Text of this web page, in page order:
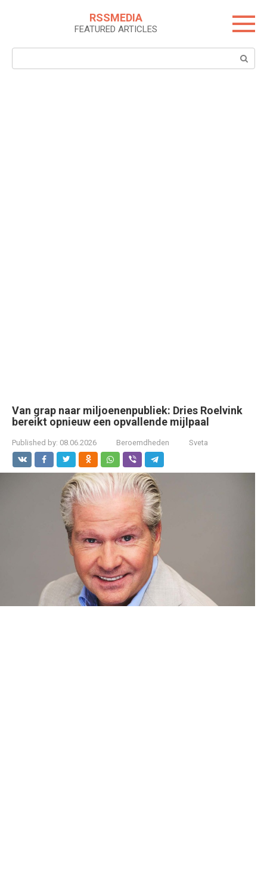
RSSMEDIA
FEATURED ARTICLES
Search:
Van grap naar miljoenenpubliek: Dries Roelvink
bereikt opnieuw een opvallende mijlpaal
Published by: 08.06.2026 Beroemdheden Sveta